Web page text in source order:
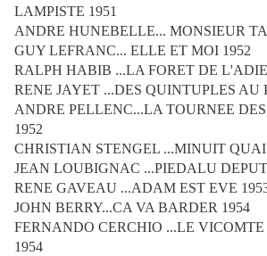
LAMPISTE 1951
ANDRE HUNEBELLE... MONSIEUR
GUY LEFRANC... ELLE ET MOI 1952
RALPH HABIB ...LA FORET DE
RENE JAYET ...DES QUINTUPLES AU
ANDRE PELLENC...LA TOURNEE
1952
CHRISTIAN STENGEL ...MINUIT QUAI
JEAN LOUBIGNAC ...PIEDALU
RENE GAVEAU ...ADAM EST EVE
JOHN BERRY...CA VA BARDER 1954
FERNANDO CERCHIO ...LE
1954